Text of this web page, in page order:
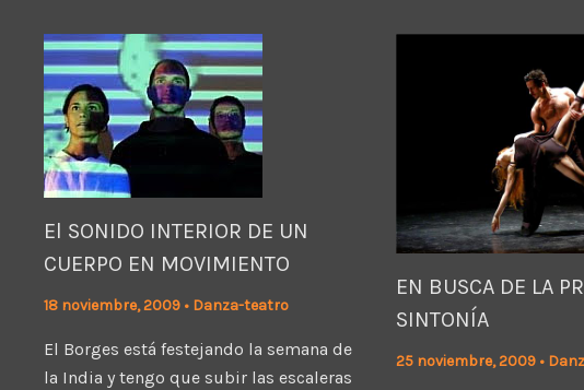
El SONIDO INTERIOR DE UN
CUERPO EN MOVIMIENTO
18 noviembre, 2009 • Danza-teatro
El Borges está festejando la semana de
la India y tengo que subir las escaleras
EN BUSCA DE LA
SINTONÍA
25 noviembre, 2009 •